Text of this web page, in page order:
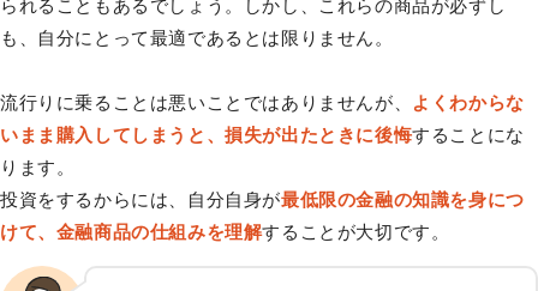
られることもあるでしょう。しかし、これらの商品が必ずし
も、自分にとって最適であるとは限りません。
流行りに乗ることは悪いことではありませんが、
よくわからな
いまま購入してしまうと、損失が出たときに後悔することにな
ります。
投資をするからには、自分自身が最低限の金融の知識を身につ
けて、金融商品の仕組みを理解することが大切です。